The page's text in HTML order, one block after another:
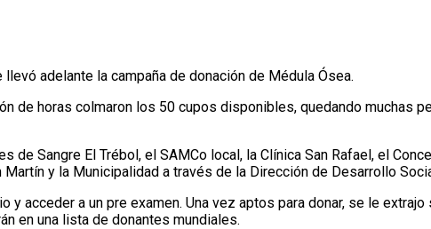
adelante la campaña de donación de Médula Ósea.
de horas colmaron los 50 cupos disponibles, quedando muchas
de Sangre El Trébol, el SAMCo local, la Clínica San Rafael, el
y la Municipalidad a través de la Dirección de Desarrollo
acceder a un pre examen. Una vez aptos para donar, se le
en una lista de donantes mundiales.